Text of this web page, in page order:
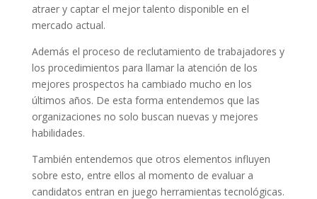
atraer y captar el mejor talento disponible en el
mercado actual.
Además el proceso de reclutamiento de trabajadores y
los procedimientos para llamar la atención de los
mejores prospectos ha cambiado mucho en los
últimos años. De esta forma entendemos que las
organizaciones no solo buscan nuevas y mejores
habilidades.
También entendemos que otros elementos influyen
sobre esto, entre ellos al momento de evaluar a
candidatos entran en juego herramientas tecnológicas.